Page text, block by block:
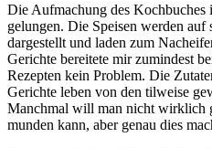
Die Aufmachung des Kochbuches
gelungen. Die Speisen werden auf
dargestellt und laden zum
Gerichte bereitete mir zumindest
Rezepten kein Problem. Die
Gerichte leben von den tilweise
Manchmal will man nicht wirklich
munden kann, aber genau dies